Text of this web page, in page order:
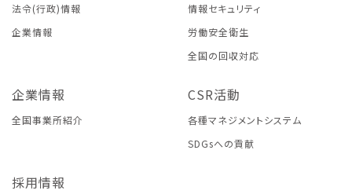
法令(行政)情報
企業情報
情報セキュリティ
労働安全衛生
全国の回収対応
企業情報
全国事業所紹介
CSR活動
各種マネジメントシステム
SDGsへの貢献
採用情報